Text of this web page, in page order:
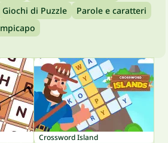
Giochi di Puzzle
Parole e caratteri
Crossword Island